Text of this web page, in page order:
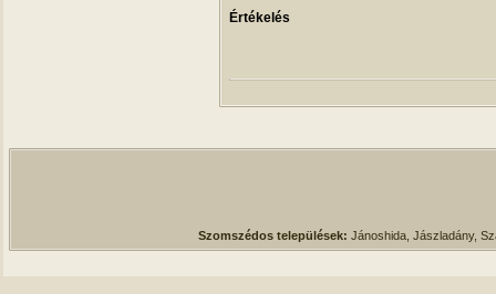
Értékelés
Szomszédos települések: Jánoshida, Jászladány,